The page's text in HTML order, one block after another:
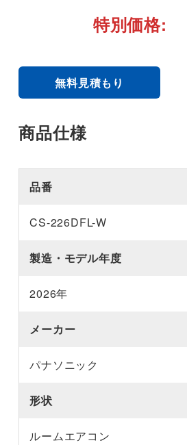
特別価格:
無料見積もり
商品仕様
品番
CS-226DFL-W
製造・モデル年度
2026年
メーカー
パナソニック
形状
ルームエアコン